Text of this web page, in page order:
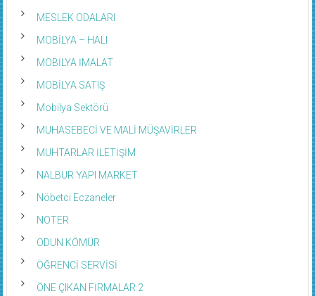
MESLEK ODALARI
MOBİLYA – HALI
MOBİLYA İMALAT
MOBİLYA SATIŞ
Mobilya Sektörü
MUHASEBECİ VE MALİ MÜŞAVİRLER
MUHTARLAR İLETİŞİM
NALBUR YAPI MARKET
Nöbetci Eczaneler
NOTER
ODUN KÖMÜR
ÖĞRENCİ SERVİSİ
ÖNE ÇIKAN FİRMALAR 2